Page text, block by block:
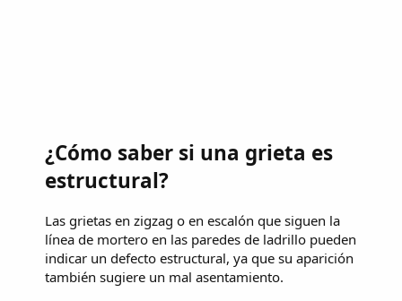
¿Cómo saber si una grieta es
estructural?
Las grietas en zigzag o en escalón que siguen la
línea de mortero en las paredes de ladrillo pueden
indicar un defecto estructural, ya que su aparición
también sugiere un mal asentamiento.